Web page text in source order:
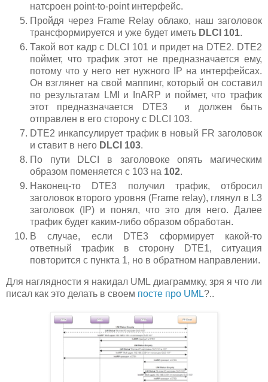
натсроен point-to-point интерфейс.
Пройдя через Frame Relay облако, наш заголовок
трансформируется и уже будет иметь DLCI 101.
Такой вот кадр с DLCI 101 и придет на DTE2. DTE2
поймет, что трафик этот не предназначается ему,
потому что у него нет нужного IP на интерфейсах.
Он взглянет на свой маппинг, который он составил
по результатам LMI и InARP и поймет, что трафик
этот предназначается DTE3 и должен быть
отправлен в его сторону с DLCI 103.
DTE2 инкапсулирует трафик в новый FR заголовок
и ставит в него DLCI 103.
По пути DLCI в заголовоке опять магическим
образом поменяется с 103 на 102.
Наконец-то DTE3 получил трафик, отбросил
заголовок второго уровня (Frame relay), глянул в L3
заголовок (IP) и понял, что это для него. Далее
трафик будет каким-либо образом обработан.
В случае, если DTE3 сформирует какой-то
ответный трафик в сторону DTE1, ситуация
повторится с пункта 1, но в обратном направлении.
Для наглядности я накидал UML диаграммку, зря я что ли
писал как это делать в своем посте про UML?..